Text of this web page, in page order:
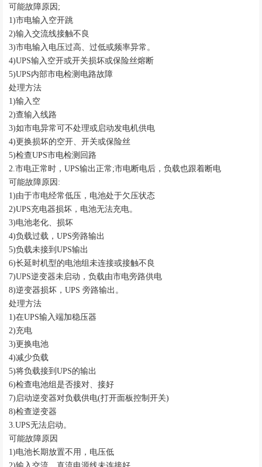
可能故障原因 ;
1)市电输入空开跳
2)输入交流线接触不良
3)市电输入电压过高、过低或频率异常。
4)UPS输入空开或开关损坏或保险丝熔断
5)UPS内部市电检测电路故障
处理方法
1)输入空
2)查输入线路
3)如市电异常可不处理或启动发电机供电
4)更换损坏的空开、开关或保险丝
5)检查UPS市电检测回路
2.市电正常时，UPS输出正常;市电断电后，负载也跟着断电
可能故障原因 :
1)由于市电经常低压，电池处于欠压状态
2)UPS充电器损坏，电池无法充电。
3)电池老化、损坏
4)负载过载，UPS旁路输出
5)负载未接到UPS输出
6)长延时机型的电池组未连接或接触不良
7)UPS逆变器未启动，负载由市电旁路供电
8)逆变器损坏，UPS 旁路输出。
处理方法
1)在UPS输入端加稳压器
2)充电
3)更换电池
4)减少负载
5)将负载接到UPS的输出
6)检查电池组是否接对、接好
7)启动逆变器对负载供电(打开面板控制开关)
8)检查逆变器
3.UPS无法启动。
可能故障原因
1)电池长期放置不用，电压低